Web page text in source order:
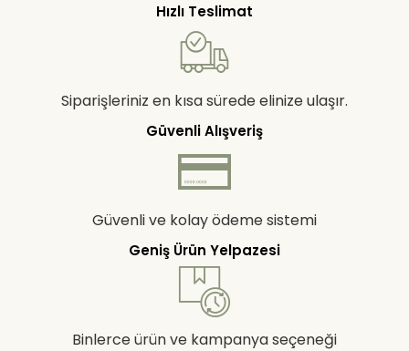
Hızlı Teslimat
Siparişleriniz en kısa sürede elinize ulaşır.
Güvenli Alışveriş
Güvenli ve kolay ödeme sistemi
Geniş Ürün Yelpazesi
Binlerce ürün ve kampanya seçeneği